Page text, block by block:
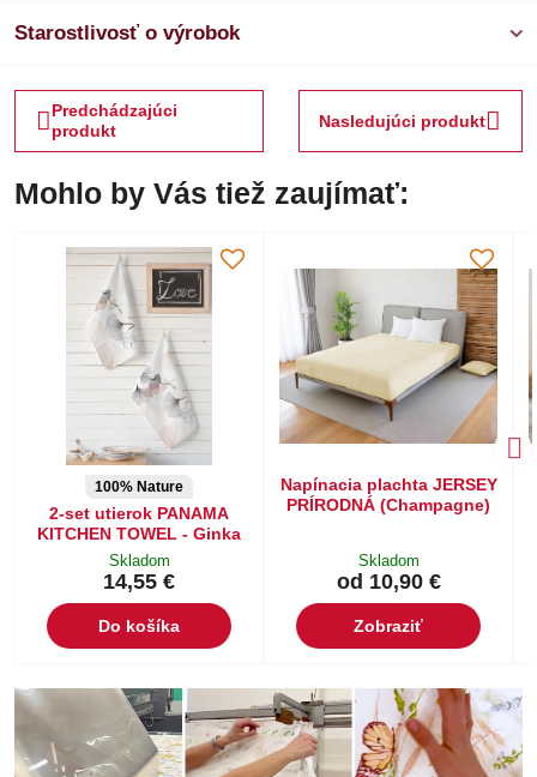
Starostlivosť o výrobok
Predchádzajúci
produkt
Nasledujúci produkt
Mohlo by Vás tiež zaujímať:
100% Nature
2-set utierok PANAMA
KITCHEN TOWEL - Ginka
Skladom
14,55 €
Do košíka
Napínacia plachta JERSEY
PRÍRODNÁ (Champagne)
Skladom
od 10,90 €
Zobraziť